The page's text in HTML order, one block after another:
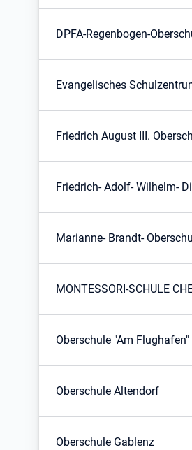
DPFA-Regenbogen-
Evangelisches
Friedrich August III.
Friedrich- Adolf- Wilhelm-
Marianne- Brandt-
MONTESSORI-SCHULE
Oberschule "Am Flughafen"
Oberschule Altendorf
Oberschule Gablenz